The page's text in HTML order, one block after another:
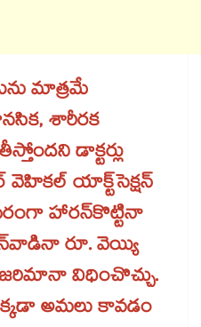
మాత్రమే
శారీరక
డాక్టర్లు
వెహికల్ యాక్ట్​సెక్షన్
హారన్​కొట్టినా
రూ. వెయ్యి
జరిమానా విధించొచ్చు.
అమలు కావడం